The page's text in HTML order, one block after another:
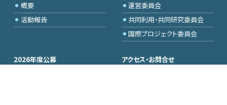
概要
活動報告
運営委員会
共同利用・共同研究委員会
国際プロジェクト委員会
2026年度公募
アクセス・お問合せ